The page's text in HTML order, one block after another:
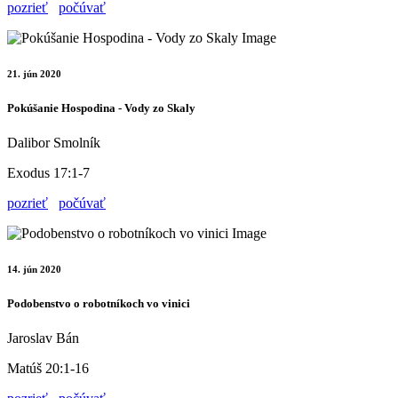
pozrieť
počúvať
21. jún 2020
Pokúšanie Hospodina - Vody zo Skaly
Dalibor Smolník
Exodus 17:1-7
pozrieť
počúvať
14. jún 2020
Podobenstvo o robotníkoch vo vinici
Jaroslav Bán
Matúš 20:1-16